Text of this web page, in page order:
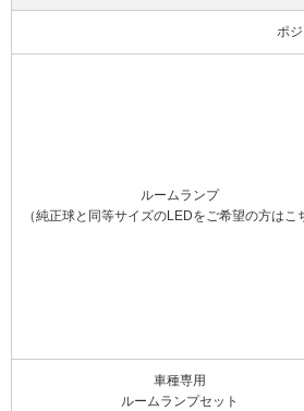
ポ
ルームランプ
（純正球と同等サイズのLEDをご希望の方はこ
車種専用
ルームランプセット